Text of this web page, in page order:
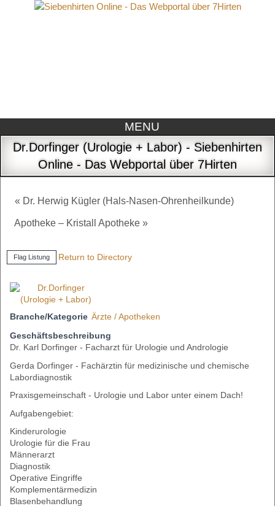
MENU
Dr.Dorfinger (Urologie + Labor) - Siebenhirten
Online - Das Webportal über 7Hirten
« Dr. Herwig Kügler (Hals-Nasen-Ohrenheilkunde)
Apotheke – Kristall Apotheke »
Flag Listung Return to Directory
Branche/Kategorie Ärzte / Apotheken
Geschäftsbeschreibung
Dr. Karl Dorfinger - Facharzt für Urologie und Andrologie
Gerda Dorfinger - Fachärztin für medizinische und chemische
Labordiagnostik
Praxisgemeinschaft - Urologie und Labor unter einem Dach!
Aufgabengebiet:
Kinderurologie
Urologie für die Frau
Männerarzt
Diagnostik
Operative Eingriffe
Komplementärmedizin
Blasenbehandlung